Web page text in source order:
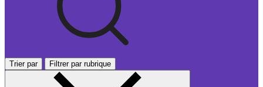
Trier par Filtrer par rubrique